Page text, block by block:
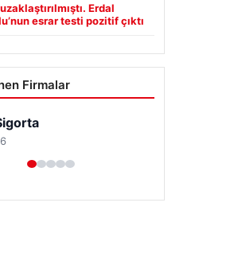
Erdal
esrar testi pozitif çıktı
Firmalar